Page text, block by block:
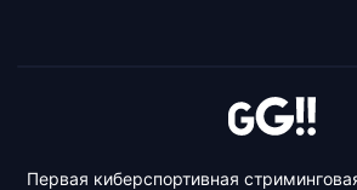
Первая киберспортивная